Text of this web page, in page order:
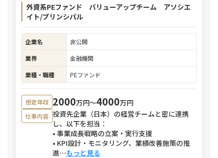
外資系PEファンド バリューアップチーム アソシエ
イト/プリンシパル
企業名
非公開
業界
金融機関
業種・職種
PEファンド
想定年収 2000万円〜4000万円
仕事内容 投資先企業（日本）の経営チームと密に連携
し、以下を担当：
• 事業成長戦略の立案・実行支援
• KPI設計・モニタリング、業績改善施策の推
進⋯もっと見る